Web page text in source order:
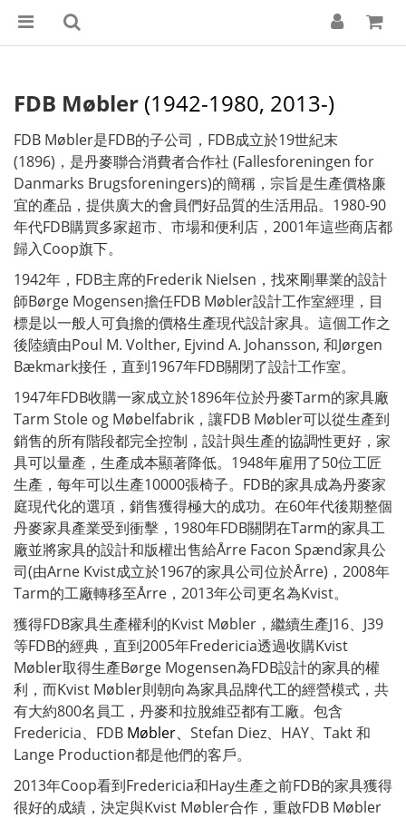
FDB Møbler (1942-1980, 2013-)
FDB Møbler是FDB的子公司，FDB成立於19世紀末
(1896)，是丹麥聯合消費者合作社 (Fallesforeningen for
Danmarks Brugsforeningers)的簡稱，宗旨是生產價格廉
宜的產品，提供廣大的會員們好品質的生活用品。1980-90
年代FDB購買多家超市、市場和便利店，2001年這些商店都
歸入Coop旗下。
1942年，FDB主席的Frederik Nielsen，找來剛畢業的設計
師Børge Mogensen擔任FDB Møbler設計工作室經理，目
標是以一般人可負擔的價格生產現代設計家具。這個工作之
後陸續由Poul M. Volther, Ejvind A. Johansson, 和Jørgen
Bækmark接任，直到1967年FDB關閉了設計工作室。
1947年FDB收購一家成立於1896年位於丹麥Tarm的家具廠
Tarm Stole og Møbelfabrik，讓FDB Møbler可以從生產到
銷售的所有階段都完全控制，設計與生產的協調性更好，家
具可以量產，生產成本顯著降低。1948年雇用了50位工匠
生產，每年可以生產10000張椅子。FDB的家具成為丹麥家
庭現代化的選項，銷售獲得極大的成功。在60年代後期整個
丹麥家具產業受到衝擊，1980年FDB關閉在Tarm的家具工
廠並將家具的設計和版權出售給Årre Facon Spænd家具公
司(由Arne Kvist成立於1967的家具公司位於Årre)，2008年
Tarm的工廠轉移至Årre，2013年公司更名為Kvist。
獲得FDB家具生產權利的Kvist Møbler，繼續生產J16、J39
等FDB的經典，直到2005年Fredericia透過收購Kvist
Møbler取得生產Børge Mogensen為FDB設計的家具的權
利，而Kvist Møbler則朝向為家具品牌代工的經營模式，共
有大約800名員工，丹麥和拉脫維亞都有工廠。包含
Fredericia、FDB Møbler、 Stefan Diez、HAY、Takt 和
Lange Production都是他們的客戶。
2013年Coop看到Fredericia和Hay生產之前FDB的家具獲得
很好的成績，決定與Kvist Møbler合作，重啟FDB Møbler